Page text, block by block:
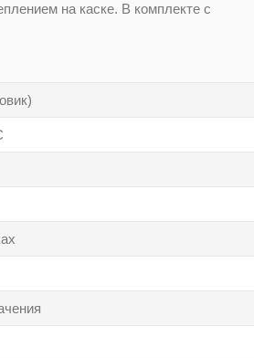
на каске. В комплекте с